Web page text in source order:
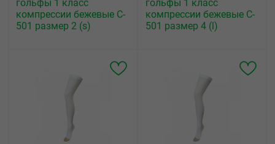
гольфы 1 класс
компрессии бежевые C-
501 размер 2 (s)
гольфы 1 класс
компрессии бежевые C-
501 размер 4 (l)